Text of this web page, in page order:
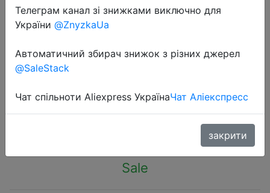
2024-04-09
Watchbands for Xiaomi Mi Band 7 6
wristband Miband 5 4 Belt pulsera
correa mi band 5 3 4 strap
$0.18
Sale
Телеграм канал зі знижками виключно для
України @ZnyzkaUa
Автоматичний збирач знижок з різних джерел
@SaleStack
Чат спільноти Aliexpress УкраїнаЧат Аліекспресс
закрити